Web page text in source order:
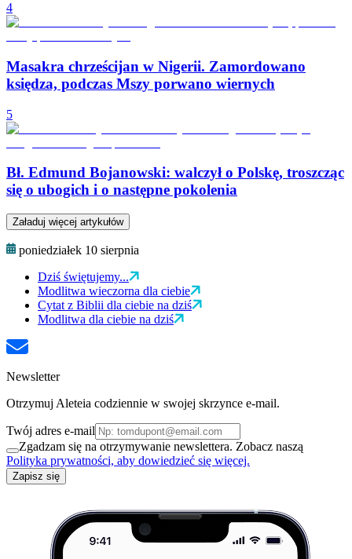
4
Masakra chrześcijan w Nigerii. Zamordowano
księdza, podczas Mszy porwano wiernych
5
Bł. Edmund Bojanowski: walczył o Polskę, troszcząc
się o ubogich i o następne pokolenia
Załaduj więcej artykułów
poniedziałek 10 sierpnia
Dziś świętujemy...
Modlitwa wieczorna dla ciebie
Cytat z Biblii dla ciebie na dziś
Modlitwa dla ciebie na dziś
Newsletter
Otrzymuj Aleteia codziennie w swojej skrzynce e-mail.
Twój adres e-mail
Zgadzam się na otrzymywanie newslettera. Zobacz naszą
Polityka prywatności, aby dowiedzieć się więcej.
Zapisz się